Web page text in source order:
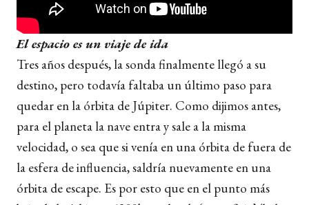
El espacio es un viaje de ida
Tres años después, la sonda finalmente llegó a su
destino, pero todavía faltaba un último paso para
quedar en la órbita de Júpiter. Como dijimos antes,
para el planeta la nave entra y sale a la misma
velocidad, o sea que si venía en una órbita de fuera de
la esfera de influencia, saldría nuevamente en una
órbita de escape. Es por esto que en el punto más